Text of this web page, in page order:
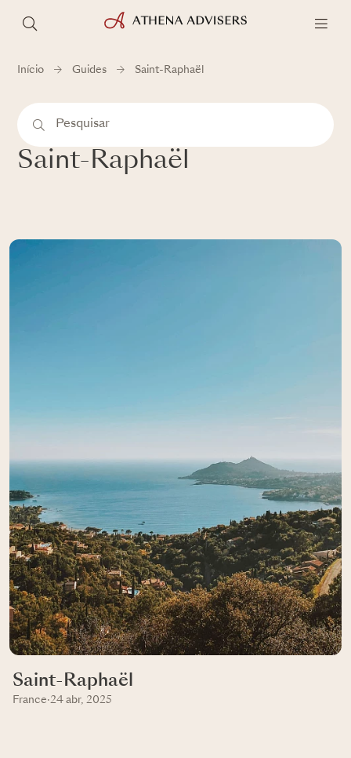
Início Guides Saint-Raphaël
Saint-Raphaël
Saint-Raphaël
France·24 abr, 2025